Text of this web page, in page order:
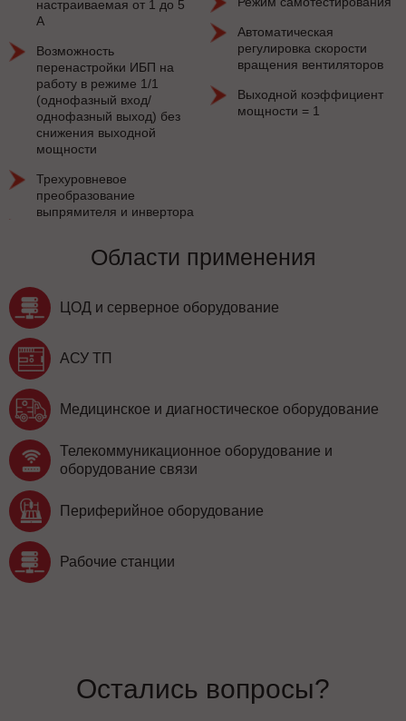
настраиваемая от 1 до 5
А
Возможность
перенастройки ИБП на
работу в режиме 1/1
(однофазный вход/
однофазный выход) без
снижения выходной
мощности
Трехуровневое
преобразование
выпрямителя и инвертора
Автоматическая
регулировка скорости
вращения вентиляторов
Выходной коэффициент
мощности = 1
Области применения
ЦОД и серверное оборудование
АСУ ТП
Медицинское и диагностическое оборудование
Телекоммуникационное оборудование и
оборудование связи
Периферийное оборудование
Рабочие станции
Остались вопросы?